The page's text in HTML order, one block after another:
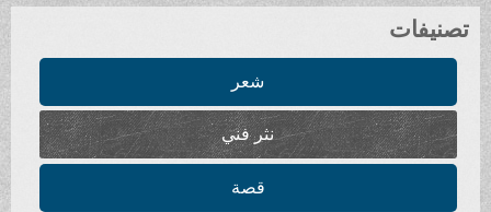
تصنيفات
شعر
نثر فني
قصة